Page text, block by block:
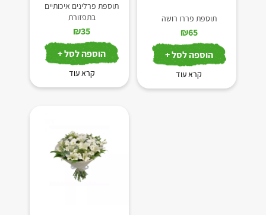
תוספת פרלינים איכותיים
בתפזורת
₪35
הוספה לסל +
קרא עוד
תוספת פררו רושה
₪65
הוספה לסל +
קרא עוד